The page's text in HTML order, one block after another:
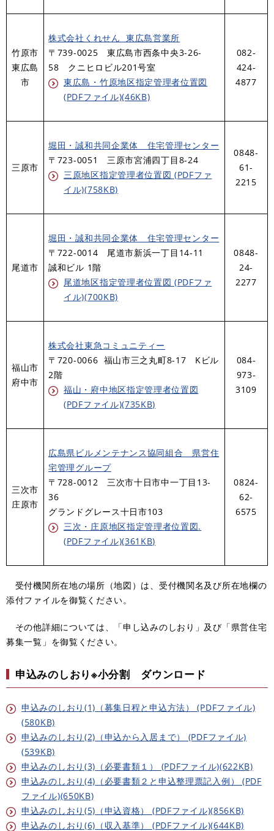
竹原市
東広島
市
株式会社くれせん 東広島営業所
〒739-0025 東広島市西条中央3-26-
58 クニヒロビル201号室
東広島・竹原地区指定管理者位置図
(PDFファイル)(46KB)
082-
424-
4877
三原市
堀田・誠和共同企業体 住宅管理センター
〒723-0051 三原市宮浦四丁目8-24
三原地区指定管理者位置図 (PDFファ
イル)(758KB)
0848-
61-
2215
尾道市
堀田・誠和共同企業体 住宅管理センター
〒722-0014 尾道市新浜一丁目14-11
誠和ビル 1階
尾道地区指定管理者位置図 (PDFファ
イル)(700KB)
0848-
24-
2277
福山市
府中市
株式会社東急コミュニティー
〒720-0066 福山市三之丸町8-17 Kビル
2階
福山・府中地区指定管理者位置図
(PDFファイル)(735KB)
084-
973-
3109
三次市
庄原市
広島県ビルメンテナンス協同組合 県営住
宅管理グループ
〒728-0012 三次市十日市中一丁目13-
36
グランドグレース十日市103
三次・庄原地区指定管理者位置図.
(PDFファイル)(361KB)
0824-
62-
6575
受付機関所在地の場所（地図）は、受付機関名及び所在地欄の
添付ファイルを御覧ください。
その他詳細については、「申し込みのしおり」及び「県営住宅
募集一覧」を御覧ください。​
申込みのしおり※小分割 ダウンロード
申込みのしおり(1)（募集日程と申込方法） (PDFファイル)
(580KB)
申込みのしおり(2)（申込から入居まで） (PDFファイル)
(539KB)
申込みのしおり(3)（必要書類１） (PDFファイル)(622KB)
申込みのしおり(4)（必要書類２と申込整理票記入例） (PDF
ファイル)(650KB)
申込みのしおり(5)（申込資格） (PDFファイル)(856KB)
申込みのしおり(6)（収入基準） (PDFファイル)(644KB)